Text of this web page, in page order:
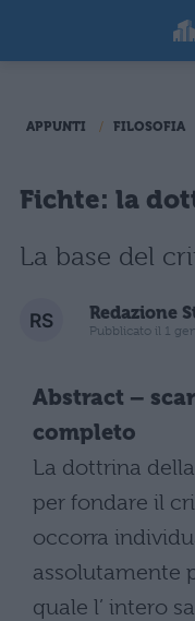
APPUNTI FILOSOFIA
Fichte: la
La base del
Redazione
Pubblicato il 1
Abstract –
completo
La dottrina
per fondare il
occorra
assolutamente
quale l’ intero